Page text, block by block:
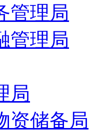
管理局
管理局
局
资储备局